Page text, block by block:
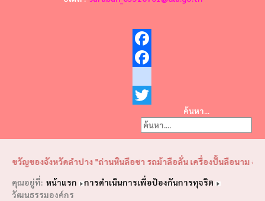
Twitter
ค้นหา...
ญของจังหวัดลำปาง "ถ่านหินลือชา รถม้าลือลั่น เครื่องปั้นลือนาม งามพร
คุณอยู่ที่: หน้าแรก
การดำเนินการเพื่อป้องกันการทุจริต
วัฒนธรรมองค์กร